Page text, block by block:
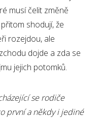
musí čelit změně
shodují, že
rozejdou, ale
dojde a zda se
jejich potomků.
se rodiče
první a někdy i jediné